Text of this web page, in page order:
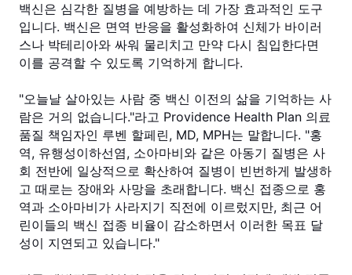
백신은 심각한 질병을 예방하는 데 가장 효과적인 도구
입니다. 백신은 면역 반응을 활성화하여 신체가 바이러
스나 박테리아와 싸워 물리치고 만약 다시 침입한다면
이를 공격할 수 있도록 기억하게 합니다.
"오늘날 살아있는 사람 중 백신 이전의 삶을 기억하는 사
람은 거의 없습니다."라고 Providence Health Plan 의료
품질 책임자인 루벤 할페린, MD, MPH는 말합니다. "홍
역, 유행성이하선염, 소아마비와 같은 아동기 질병은 사
회 전반에 일상적으로 확산하여 질병이 빈번하게 발생하
고 때로는 장애와 사망을 초래합니다. 백신 접종으로 홍
역과 소아마비가 사라지기 직전에 이르렀지만, 최근 어
린이들의 백신 접종 비율이 감소하면서 이러한 목표 달
성이 지연되고 있습니다."